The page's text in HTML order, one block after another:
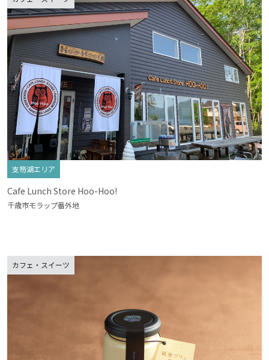
支笏湖エリア
Cafe Lunch Store Hoo-Hoo!
千歳市モラップ番外地
カフェ・スイーツ